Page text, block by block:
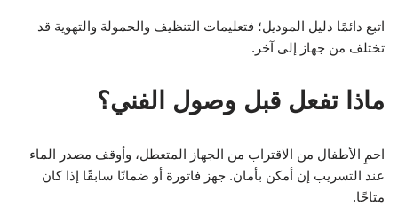
اتبع دائمًا دليل الموديل؛ فتعليمات التنظيف والحمولة والتهوية قد
تختلف من جهاز إلى آخر.
ماذا تفعل قبل وصول الفني؟
احمِ الأطفال من الاقتراب من الجهاز المتعطل، وأوقف مصدر الماء
عند التسريب إن أمكن بأمان. جهز فاتورة أو ضمانًا سابقًا إذا كان
متاحًا.